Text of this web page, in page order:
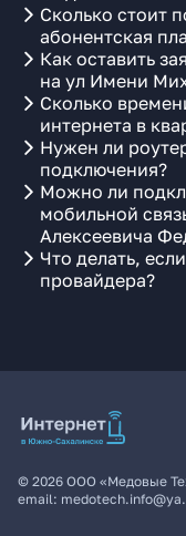
Сколько стоит
абонентская
Как оставить
на ул Имени
Сколько
интернета в
Нужен ли
подключения?
Можно ли
мобильной
Алексеевича
Что делать,
провайдера?
© 2026 ООО «Медовые
email: